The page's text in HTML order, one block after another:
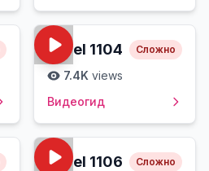
Level 1104 Сложно
7.4K views
Видеогид
Level 1106 Сложно